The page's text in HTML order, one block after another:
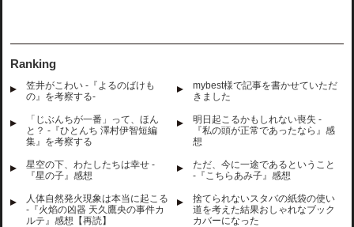
Ranking
笠井がこわい -『よるのばけも
の』を考察する-
mybest様で記事を書かせていただ
きました
「じぶんちが一番」って、ほん
と？ -『ひとんち 澤村伊智短編
集』を考察する
明日起こるかもしれない喪失 -
『私の頭が正常であったなら』感
想
星空の下、わたしたちは幸せ -
『星の子』感想
ただ、今に一途であるということ
-『こちらあみ子』感想
人体自然発火現象は本当に起こる
-『火焰の凶器 天久鷹央の事件カ
ルテ』感想【再読】
捨てられないスタバの紙袋の使い
道を考えた結果おしゃれなブック
カバーになった